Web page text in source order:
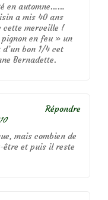
en automne……
a mis 40 ans
cette merveille !
en feu » un
bon 1/4 cet
Bernadette.
mais combien de
être et puis il reste
Répondre